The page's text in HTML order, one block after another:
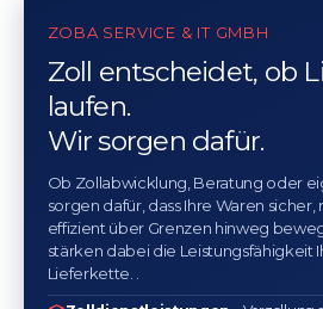
ZOBA SERVICE & IT GMBH
Zoll entscheidet, ob
laufen.
Wir sorgen dafür.
Ob Zollabwicklung, Beratung oder
sorgen dafür, dass Ihre Waren
effizient über Grenzen hinweg
stärken dabei die Leistungsfähigkeit
Lieferkette. .